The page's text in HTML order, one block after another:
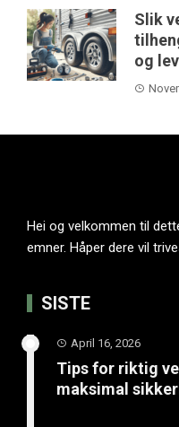
Slik
og
Hei og velkommen til
emner. Håper dere vil
SISTE
April 16, 2026
Tips for riktig
maksimal